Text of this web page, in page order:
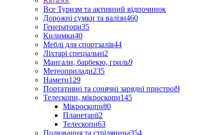
Все Туризм та активний відпочинок
Дорожні сумки та валізи460
Генератори35
Килимки40
Меблі для спортзалів44
Ліхтарі спеціальні2
Мангали, барбекю, гриль9
Метеоприлади235
Намети129
Портативні та сонячні зарядні пристрої9
Телескопи, мікроскопи145
Мікроскопи80
Планетарії2
Телескопи63
Полювання та стрілянина354